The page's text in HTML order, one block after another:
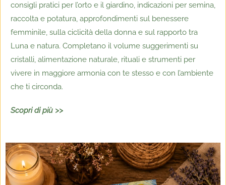
consigli pratici per l’orto e il giardino, indicazioni per semina,
raccolta e potatura, approfondimenti sul benessere
femminile, sulla ciclicità della donna e sul rapporto tra
Luna e natura. Completano il volume suggerimenti su
cristalli, alimentazione naturale, rituali e strumenti per
vivere in maggiore armonia con te stesso e con l’ambiente
che ti circonda.
Scopri di più >>